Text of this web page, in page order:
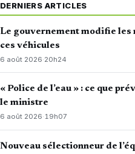
DERNIERS ARTICLES
Le gouvernement modifie les
ces véhicules
6 août 2026·20h24
« Police de l’eau » : ce que
le ministre
6 août 2026·19h07
Nouveau sélectionneur de